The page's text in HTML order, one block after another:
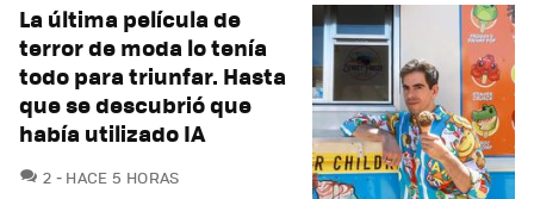
La última película de
terror de moda lo tenía
todo para triunfar. Hasta
que se descubrió que
había utilizado IA
2 COMENTARIOS
HACE 5 HORAS